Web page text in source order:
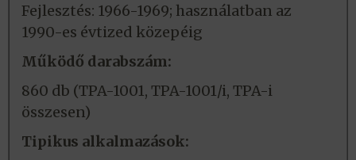
Fejlesztés: 1966-1969; használatban az
1990-es évtized közepéig
Működő darabszám:
860 db (TPA-1001, TPA-1001/i, TPA-i
összesen)
Tipikus alkalmazások: